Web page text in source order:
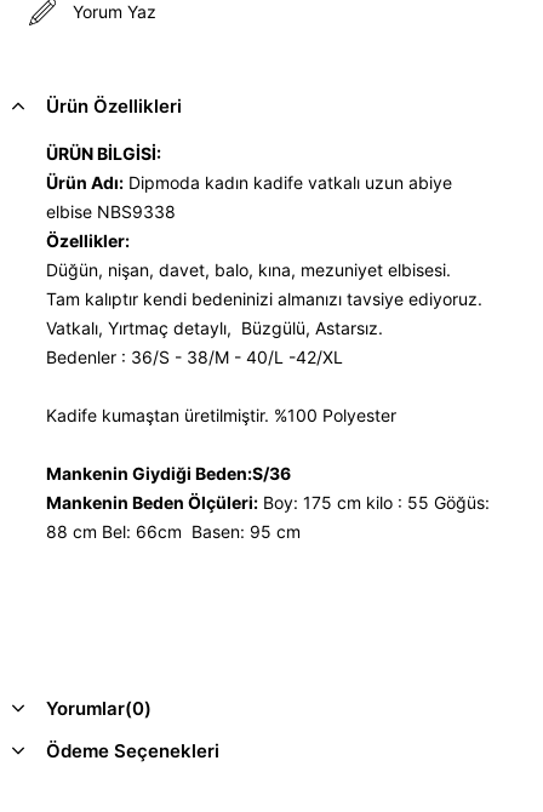
Yorum Yaz
Ürün Özellikleri
ÜRÜN BİLGİSİ:
Ürün Adı: Dipmoda kadın kadife vatkalı uzun abiye
elbise NBS9338
Özellikler:
Düğün, nişan, davet, balo, kına, mezuniyet elbisesi.
Tam kalıptır kendi bedeninizi almanızı tavsiye ediyoruz.
Vatkalı, Yırtmaç detaylı, Büzgülü, Astarsız.
Bedenler : 36/S - 38/M - 40/L -42/XL
Kadife kumaştan üretilmiştir. %100 Polyester
Mankenin Giydiği Beden:S/36
Mankenin Beden Ölçüleri: Boy: 175 cm kilo : 55 Göğüs:
88 cm Bel: 66cm Basen: 95 cm
Yorumlar(0)
Ödeme Seçenekleri